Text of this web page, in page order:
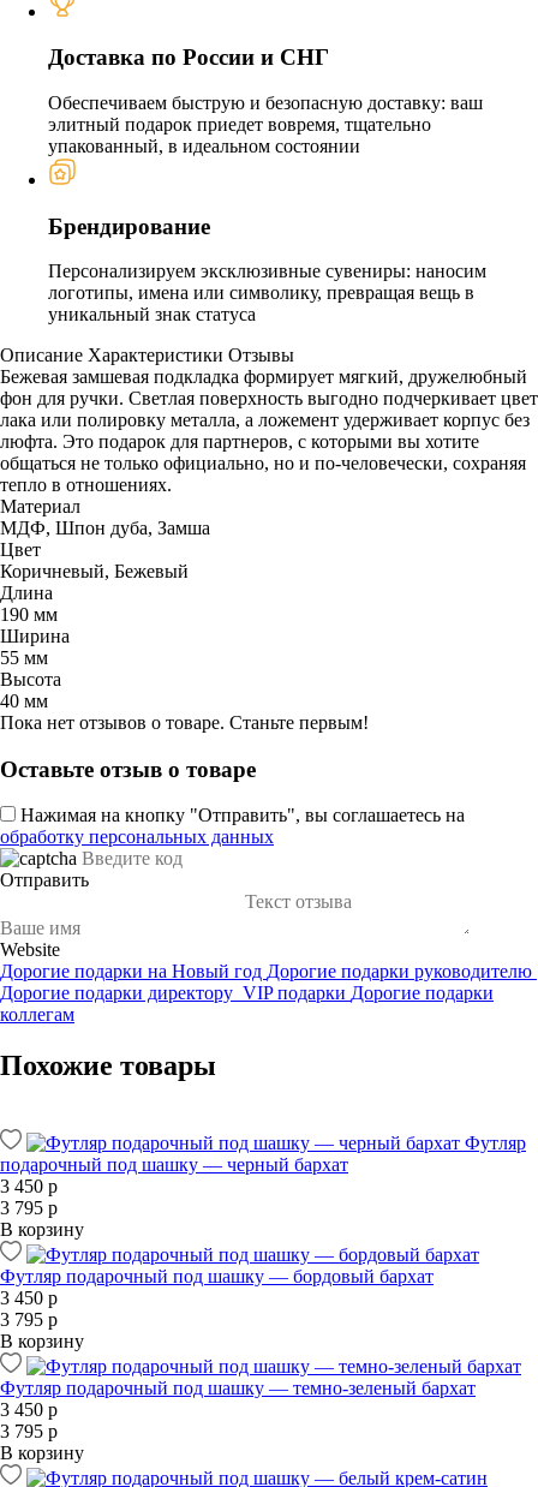
Доставка по России и СНГ
Обеспечиваем быструю и безопасную доставку: ваш
элитный подарок приедет вовремя, тщательно
упакованный, в идеальном состоянии
Брендирование
Персонализируем эксклюзивные сувениры: наносим
логотипы, имена или символику, превращая вещь в
уникальный знак статуса
Описание Характеристики Отзывы
Бежевая замшевая подкладка формирует мягкий, дружелюбный
фон для ручки. Светлая поверхность выгодно подчеркивает цвет
лака или полировку металла, а ложемент удерживает корпус без
люфта. Это подарок для партнеров, с которыми вы хотите
общаться не только официально, но и по-человечески, сохраняя
тепло в отношениях.
Материал
МДФ, Шпон дуба, Замша
Цвет
Коричневый, Бежевый
Длина
190 мм
Ширина
55 мм
Высота
40 мм
Пока нет отзывов о товаре. Станьте первым!
Оставьте отзыв о товаре
Нажимая на кнопку "Отправить", вы соглашаетесь на
обработку персональных данных
Отправить
Website
Дорогие подарки на Новый год Дорогие подарки руководителю
Дорогие подарки директору VIP подарки Дорогие подарки
коллегам
Похожие товары
Футляр
подарочный под шашку — черный бархат
3 450 р
3 795 р
В корзину
Футляр подарочный под шашку — бордовый бархат
3 450 р
3 795 р
В корзину
Футляр подарочный под шашку — темно-зеленый бархат
3 450 р
3 795 р
В корзину